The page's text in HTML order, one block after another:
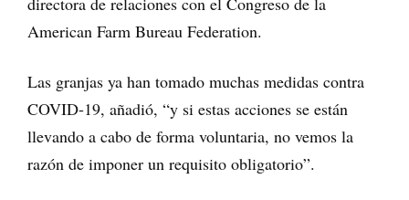
American Farm Bureau Federation.
Las granjas ya han tomado muchas medidas contra
COVID-19, añadió, “y si estas acciones se están
llevando a cabo de forma voluntaria, no vemos la
razón de imponer un requisito obligatorio”.